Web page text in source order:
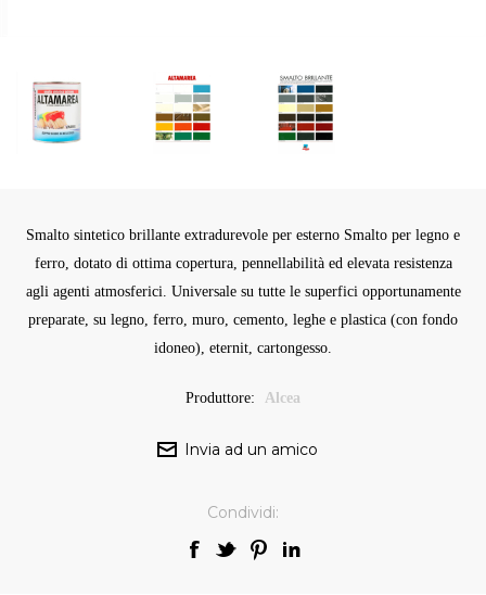
Smalto sintetico brillante extradurevole per esterno Smalto per legno e
ferro, dotato di ottima copertura, pennellabilità ed elevata resistenza
agli agenti atmosferici. Universale su tutte le superfici opportunamente
preparate, su legno, ferro, muro, cemento, leghe e plastica (con fondo
idoneo), eternit, cartongesso.
Produttore: Alcea
Condividi: